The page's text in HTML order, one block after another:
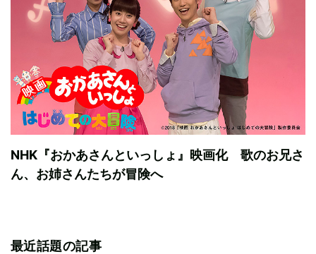
NHK『おかあさんといっしょ』映画化 歌のお兄さ
ん、お姉さんたちが冒険へ
最近話題の記事